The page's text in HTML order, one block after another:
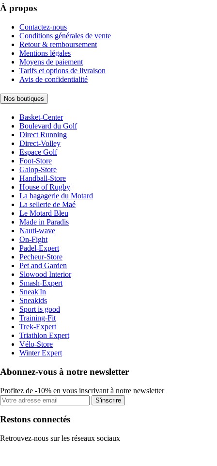
À propos
Contactez-nous
Conditions générales de vente
Retour & remboursement
Mentions légales
Moyens de paiement
Tarifs et options de livraison
Avis de confidentialité
Nos boutiques
Basket-Center
Boulevard du Golf
Direct Running
Direct-Volley
Espace Golf
Foot-Store
Galop-Store
Handball-Store
House of Rugby
La bagagerie du Motard
La sellerie de Maé
Le Motard Bleu
Made in Paradis
Nauti-wave
On-Fight
Padel-Expert
Pecheur-Store
Pet and Garden
Slowood Interior
Smash-Expert
Sneak'In
Sneakids
Sport is good
Training-Fit
Trek-Expert
Triathlon Expert
Vélo-Store
Winter Expert
Abonnez-vous à notre newsletter
Profitez de -10% en vous inscrivant à notre newsletter
S'inscrire
Restons connectés
Retrouvez-nous sur les réseaux sociaux